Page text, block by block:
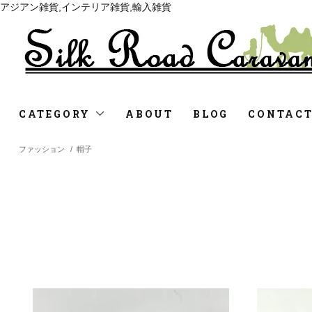
アジアン雑貨,インテリア雑貨,輸入雑貨
CATEGORY ABOUT BLOG
ファッション / 帽子